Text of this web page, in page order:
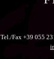
Tel./Fax +39 055